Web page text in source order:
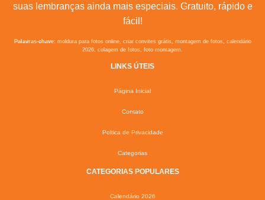
suas lembranças ainda mais especiais. Gratuito, rápido e
fácil!
Palavras-chave:moldura para fotos online, criar convites grátis, montagem de fotos, calendário
2026, colagem de fotos, foto montagem.
LINKS ÚTEIS
Página Inicial
Contato
Poltica de Privacidade
Categorias
CATEGORIAS POPULARES
Calendário 2026